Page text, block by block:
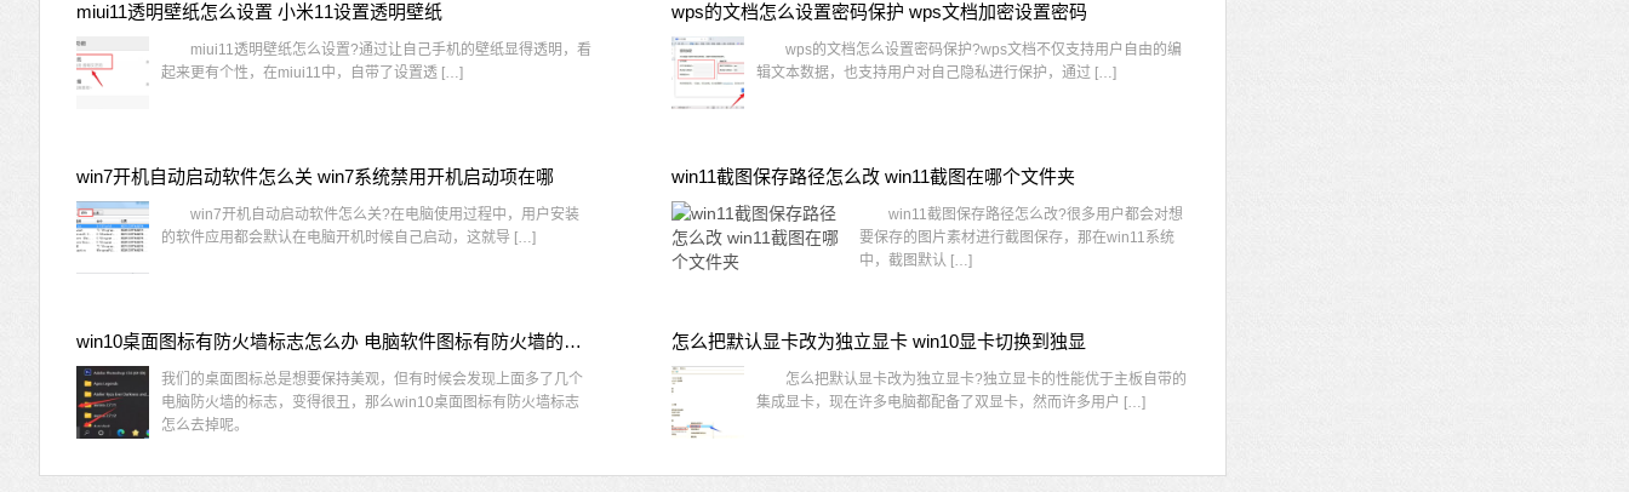
miui11透明壁纸怎么设置 小米11设置透明壁纸
miui11透明壁纸怎么设置?通过让自己手机的壁纸显得透明，看
起来更有个性，在miui11中，自带了设置透 […]
wps的文档怎么设置密码保护 wps文档加密设置密码
wps的文档怎么设置密码保护?wps文档不仅支持用户自由的编
辑文本数据，也支持用户对自己隐私进行保护，通过 […]
win7开机自动启动软件怎么关 win7系统禁用开机启动项在哪
win7开机自动启动软件怎么关?在电脑使用过程中，用户安装
的软件应用都会默认在电脑开机时候自己启动，这就导 […]
win11截图保存路径怎么改 win11截图在哪个文件夹
win11截图保存路径怎么改?很多用户都会对想
要保存的图片素材进行截图保存，那在win11系统
中，截图默认 […]
win10桌面图标有防火墙标志怎么办 电脑软件图标有防火墙的小图标怎么去掉
我们的桌面图标总是想要保持美观，但有时候会发现上面多了几个
电脑防火墙的标志，变得很丑，那么win10桌面图标有防火墙标志
怎么去掉呢。
怎么把默认显卡改为独立显卡 win10显卡切换到独显
怎么把默认显卡改为独立显卡?独立显卡的性能优于主板自带的
集成显卡，现在许多电脑都配备了双显卡，然而许多用户 […]